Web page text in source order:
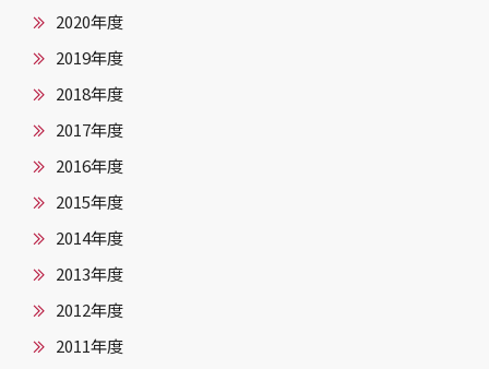
2020年度
2019年度
2018年度
2017年度
2016年度
2015年度
2014年度
2013年度
2012年度
2011年度